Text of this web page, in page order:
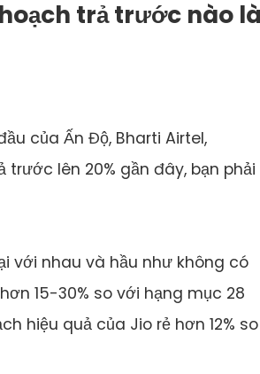
trả trước nào
của Ấn Độ, Bharti Airtel,
lên 20% gần đây, bạn
với nhau và hầu như không có
15-30% so với hạng mục 28
hiệu quả của Jio rẻ hơn 12%